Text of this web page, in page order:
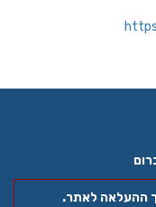
ההעלאה לאתר.